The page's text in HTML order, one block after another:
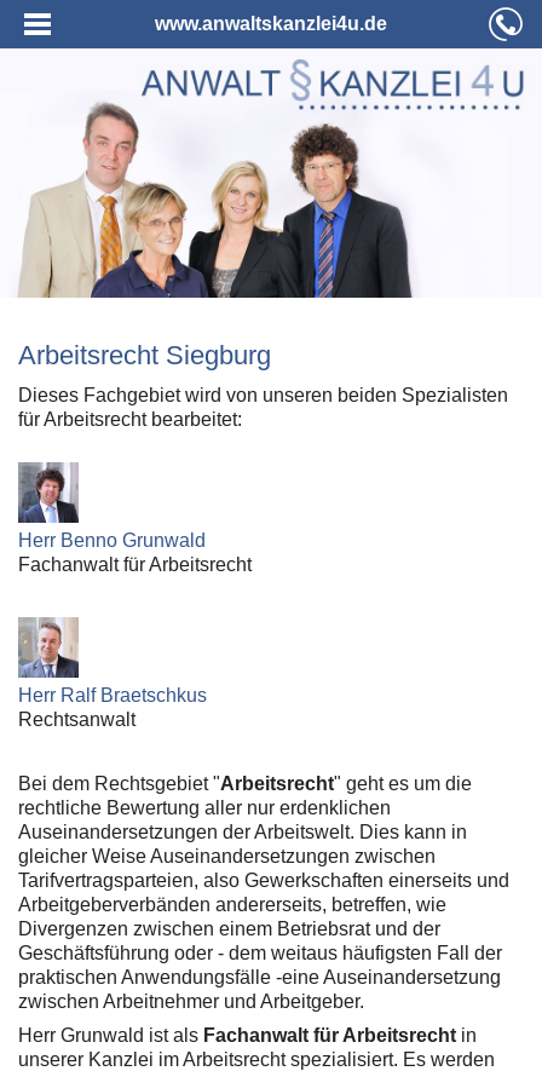
www.anwaltskanzlei4u.de
Arbeitsrecht Siegburg
Dieses Fachgebiet wird von unseren beiden Spezialisten
für Arbeitsrecht bearbeitet:
Herr Benno Grunwald
Fachanwalt für Arbeitsrecht
Herr Ralf Braetschkus
Rechtsanwalt
Bei dem Rechtsgebiet "Arbeitsrecht" geht es um die
rechtliche Bewertung aller nur erdenklichen
Auseinandersetzungen der Arbeitswelt. Dies kann in
gleicher Weise Auseinandersetzungen zwischen
Tarifvertragsparteien, also Gewerkschaften einerseits und
Arbeitgeberverbänden andererseits, betreffen, wie
Divergenzen zwischen einem Betriebsrat und der
Geschäftsführung oder - dem weitaus häufigsten Fall der
praktischen Anwendungsfälle -eine Auseinandersetzung
zwischen Arbeitnehmer und Arbeitgeber.
Herr Grunwald ist als Fachanwalt für Arbeitsrecht in
unserer Kanzlei im Arbeitsrecht spezialisiert. Es werden